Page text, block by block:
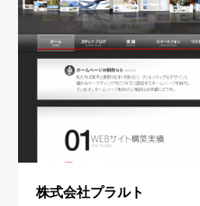
株式会社プラルト